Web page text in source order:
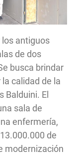
antiguos
de dos
busca brindar
calidad de la
Balduini. El
sala de
enfermería,
de
modernización